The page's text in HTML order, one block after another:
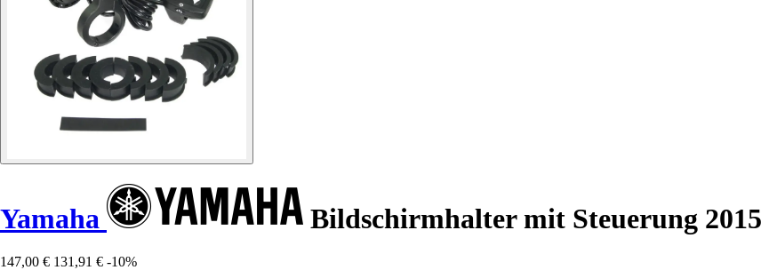
Yamaha Bildschirmhalter mit Steuerung 2015
147,00 € 131,91 € -10%